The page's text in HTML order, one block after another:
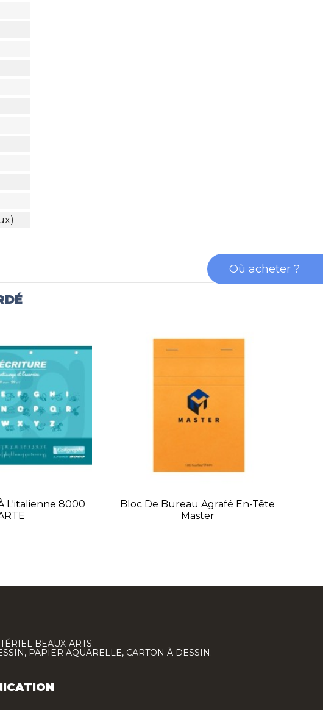
L'italienne 8000
Bloc De Bureau Agrafé En-Tête
Master
BEAUX-ARTS.
PAPIER AQUARELLE, CARTON À DESSIN.
Où acheter ?